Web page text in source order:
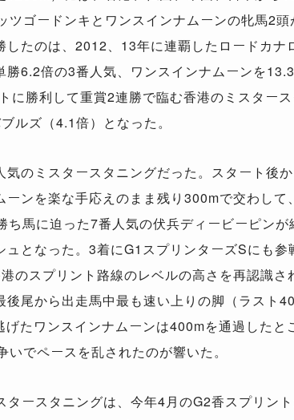
ツゴードンキとワンスインナムーンの牝馬2
たのは、2012、13年に連覇したロードカ
6.2倍の3番人気、ワンスインナムーンを
に勝利して重賞2連勝で臨む香港のミスター
ルズ（4.1倍）となった。
のミスタースタニングだった。スタート後
ンを楽な手応えのまま残り300mで交わし
馬に迫った7番人気の伏兵ディービーピン
となった。3着にG1スプリンターズSにも
のスプリント路線のレベルの高さを再認識
尾から出走馬中最も速い上りの脚（ラスト
たワンスインナムーンは400mを通過した
でペースを乱されたのが響いた。
ースタニングは、今年4月のG2香スプリン